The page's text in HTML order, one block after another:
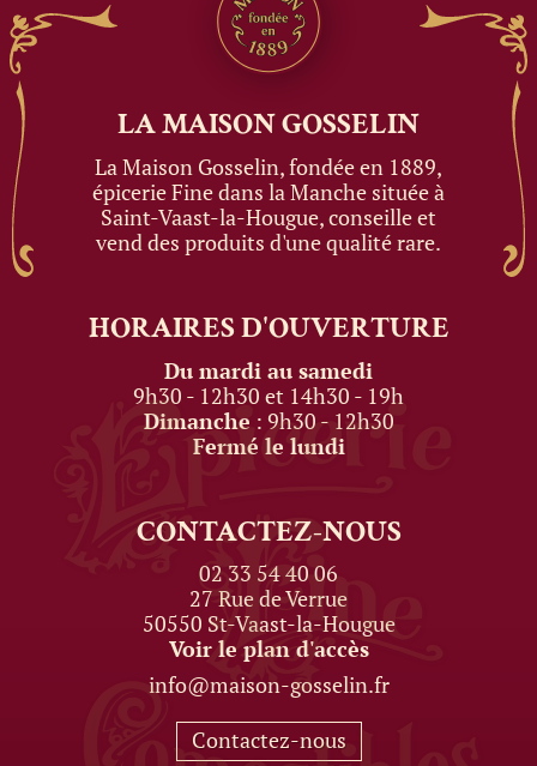
LA MAISONGOSSELIN
La Maison Gosselin, fondée en 1889,
épicerie Fine dans la Manche située à
Saint-Vaast-la-Hougue, conseille et
vend des produits d'une qualité rare.
HORAIRESD'OUVERTURE
Du mardi au samedi
9h30 - 12h30 et 14h30 - 19h
Dimanche : 9h30 - 12h30
Fermé le lundi
CONTACTEZ-NOUS
02 33 54 40 06
27 Rue de Verrue
50550 St-Vaast-la-Hougue
Voir le plan d'accès
info@maison-gosselin.fr
Contactez-nous